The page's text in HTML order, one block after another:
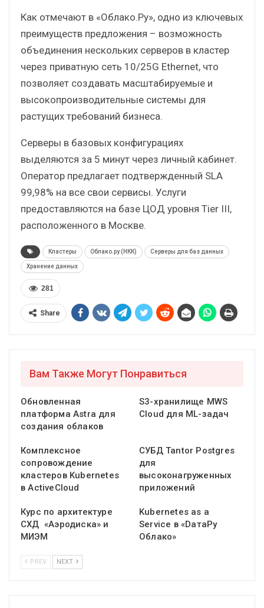
Как отмечают в «Облако.Ру», одно из ключевых
преимуществ предложения – возможность
объединения нескольких серверов в кластер
через приватную сеть 10/25G Ethernet, что
позволяет создавать масштабируемые и
высокопроизводительные системы для
растущих требований бизнеса.
Серверы в базовых конфигурациях
выделяются за 5 минут через личный кабинет.
Оператор предлагает подтвержденный SLA
99,98% на все свои сервисы. Услуги
предоставляются на базе ЦОД уровня Tier III,
расположенного в Москве.
Кластеры Облако.ру (НКК) Серверы для баз данных
Хранение данных
281
Share
Вам Также Могут Понравиться
Обновленная
платформа Astra для
создания облаков
S3-хранилище MWS
Cloud для ML-задач
Комплексное
сопровождение
кластеров Kubernetes
в ActiveCloud
СУБД Tantor Postgres
для
высоконагруженных
приложений
Курс по архитектуре
СХД «Аэродиска» и
МИЭМ
Kubernetes as a
Service в «DатаРу
Облако»
PREV NEXT